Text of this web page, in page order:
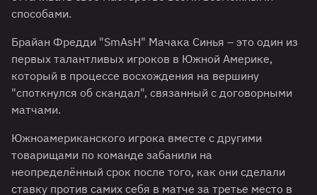
способами.
Брайан Фредди "SmAsH" Мачака Синья – это один из
первых талантливых игроков в Южной Америке,
который в процессе восхождения на вершину
"споткнулся об скандал", связанный с договорными
матчами.
Южноамериканского игрока вместе с другими
товарищами по команде забанили на
неопределённый срок после того, как они сделали
ставку против самих себя в матче за третье место в